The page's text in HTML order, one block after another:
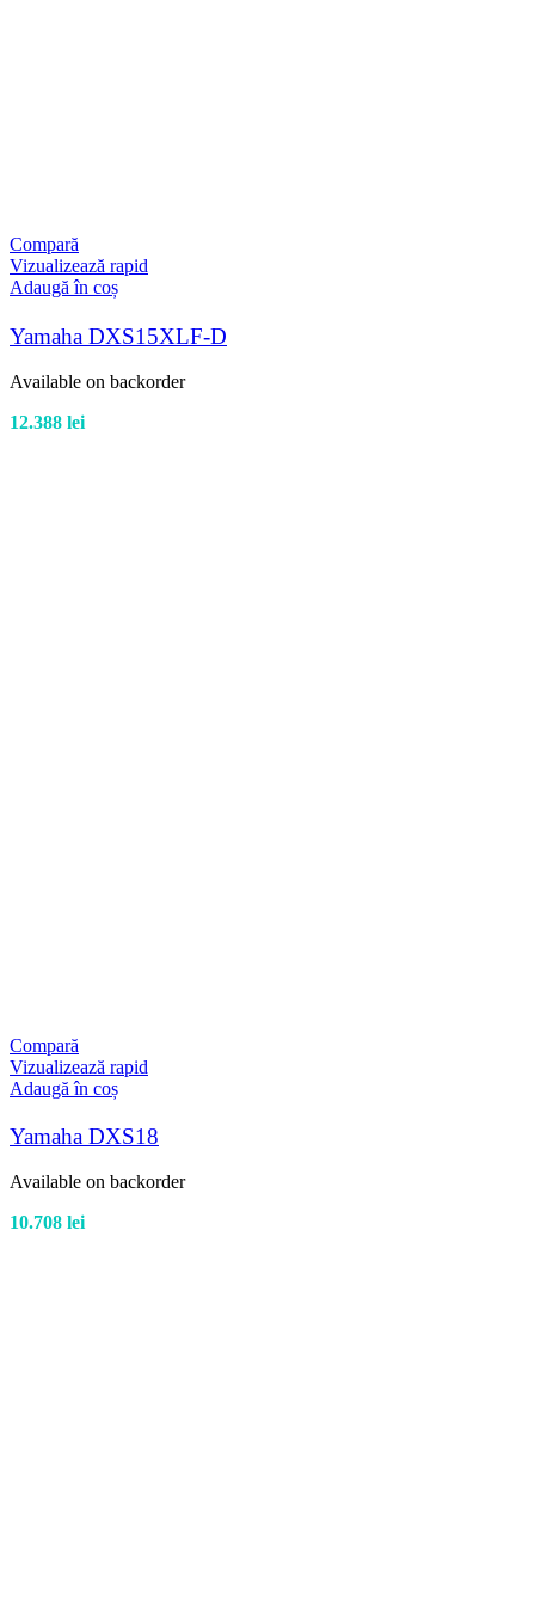
Compară
Vizualizează rapid
Adaugă în coș
Yamaha DXS15XLF-D
Available on backorder
12.388 lei
Compară
Vizualizează rapid
Adaugă în coș
Yamaha DXS18
Available on backorder
10.708 lei